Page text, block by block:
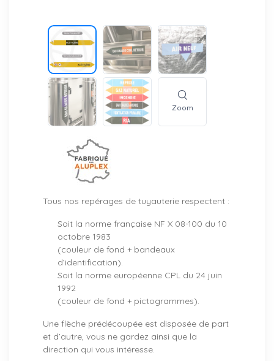
Zoom
Tous nos repérages de tuyauterie respectent :
Soit la norme française NF X 08-100 du 10
octobre 1983
(couleur de fond + bandeaux
d’identification).
Soit la norme européenne CPL du 24 juin
1992
(couleur de fond + pictogrammes).
Une flèche prédécoupée est disposée de part
et d’autre, vous ne gardez ainsi que la
direction qui vous intéresse.